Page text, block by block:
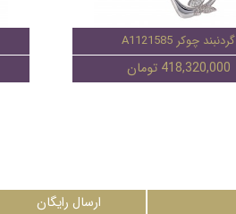
گردنبند چوکر A1121585
418,320,000 تومان
ارسال رایگان